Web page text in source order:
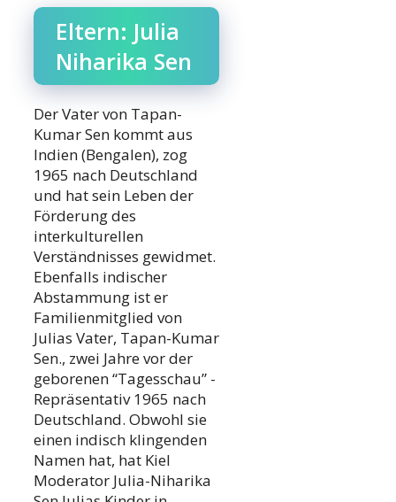
Eltern: Julia
Niharika Sen
Der Vater von Tapan-
Kumar Sen kommt aus
Indien (Bengalen), zog
1965 nach Deutschland
und hat sein Leben der
Förderung des
interkulturellen
Verständnisses gewidmet.
Ebenfalls indischer
Abstammung ist er
Familienmitglied von
Julias Vater, Tapan-Kumar
Sen., zwei Jahre vor der
geborenen “Tagesschau” -
Repräsentativ 1965 nach
Deutschland. Obwohl sie
einen indisch klingenden
Namen hat, hat Kiel
Moderator Julia-Niharika